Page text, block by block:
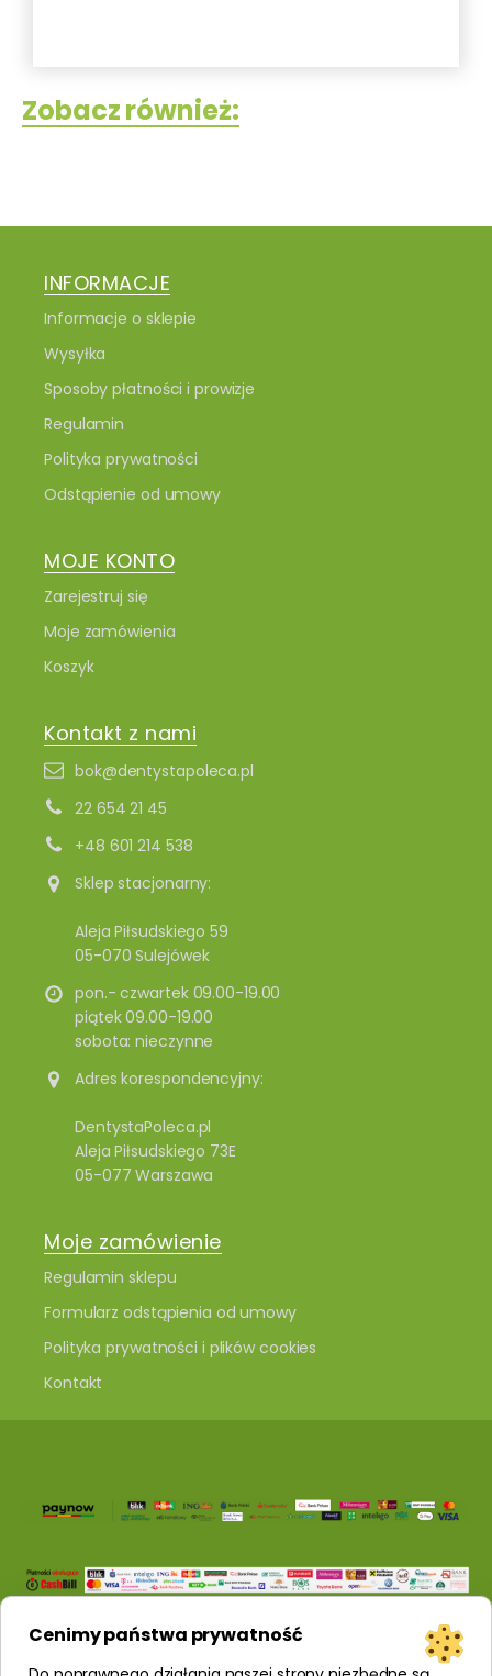
Zobacz również:
INFORMACJE
Informacje o sklepie
Wysyłka
Sposoby płatności i prowizje
Regulamin
Polityka prywatności
Odstąpienie od umowy
MOJE KONTO
Zarejestruj się
Moje zamówienia
Koszyk
Kontakt z nami
bok@dentystapoleca.pl
22 654 21 45
+48 601 214 538
Sklep stacjonarny:
Aleja Piłsudskiego 59
05-070 Sulejówek
pon.- czwartek 09.00-19.00
piątek 09.00-19.00
sobota: nieczynne
Adres korespondencyjny:
DentystaPoleca.pl
Aleja Piłsudskiego 73E
05-077 Warszawa
Moje zamówienie
Regulamin sklepu
Formularz odstąpienia od umowy
Polityka prywatności i plików cookies
Kontakt
Cenimy państwa prywatność